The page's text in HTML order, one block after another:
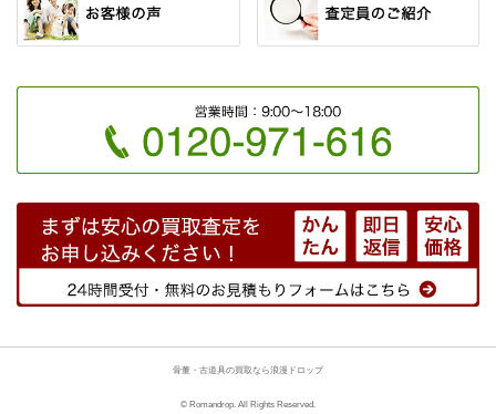
骨董・古道具の買取なら浪漫ドロップ
© Romandrop. All Rights Reserved.